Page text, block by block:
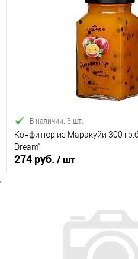
В наличии: 3 шт.
Конфитюр из Маракуйи 300
Dream"
274 руб. / шт
В корзину
Купить в 1 клик